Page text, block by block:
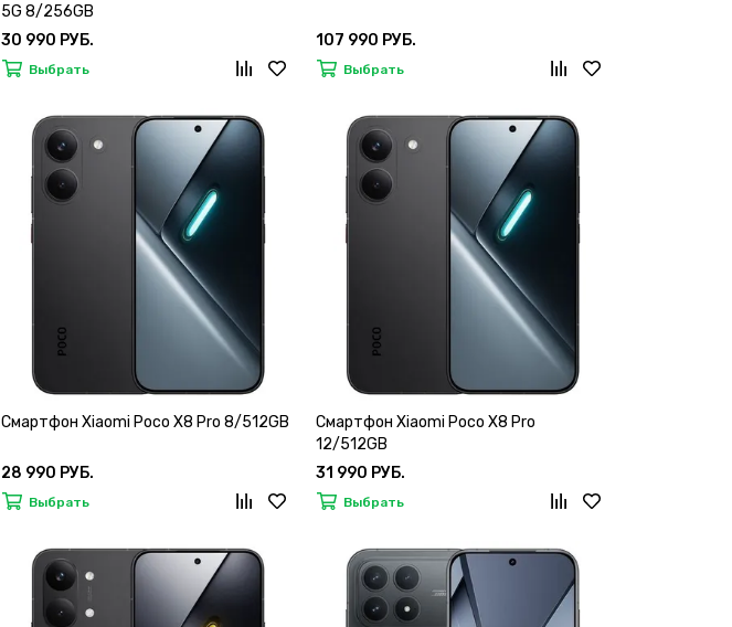
5G 8/256GB
30 990 РУБ.
Выбрать
107 990 РУБ.
Выбрать
Смартфон Xiaomi Poco X8 Pro 8/512GB
28 990 РУБ.
Выбрать
Смартфон Xiaomi Poco X8 Pro
12/512GB
31 990 РУБ.
Выбрать